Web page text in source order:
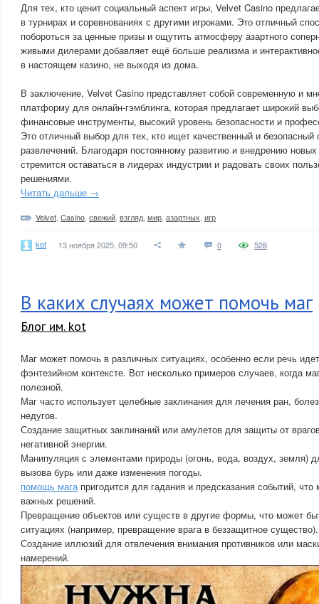
Для тех, кто ценит социальный аспект игры, Velvet Casino
в турнирах и соревнованиях с другими игроками. Это отличный
побороться за ценные призы и ощутить атмосферу азартного
живыми дилерами добавляет ещё больше реализма и
в настоящем казино, не выходя из дома.
В заключение, Velvet Casino представляет собой современную и
платформу для онлайн-гэмблинга, которая предлагает широкий
финансовые инструменты, высокий уровень безопасности и
Это отличный выбор для тех, кто ищет качественный и безопасный
развлечений. Благодаря постоянному развитию и внедрению
стремится оставаться в лидерах индустрии и радовать своих
решениями.
Читать дальше →
Velvet Casino свежий взгляд мир азартных игр
kot 13 ноября 2025, 09:50 0 528
В каких случаях может помочь маг
Блог им. kot
Маг может помочь в различных ситуациях, особенно если речь
фэнтезийном контексте. Вот несколько примеров случаев, когда
полезной.
Маг часто использует целебные заклинания для лечения ран,
недугов.
Создание защитных заклинаний или амулетов для защиты от
негативной энергии.
Манипуляция с элементами природы (огонь, вода, воздух, земля)
вызова бурь или даже изменения погоды.
помощь магапригодится для гадания и предсказания событий,
важных решений.
Превращение объектов или существ в другие формы, что может
ситуациях (например, превращение врага в беззащитное существо).
Создание иллюзий для отвлечения внимания противников или
намерений.